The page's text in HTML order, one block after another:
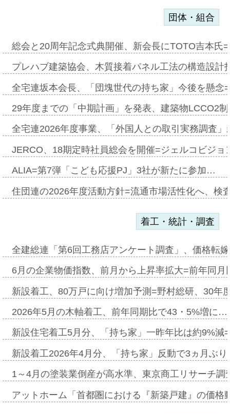
団体・組合
総会と20周年記念式典開催、新会長にTOTO吉本氏
プレハブ建築協会、木質接着パネル工法の構造設
全宅連坂本会長、「団塊世代の持ち家」今後を懸
29年度までの「中期計画」を発表、建築物LCCO2
全宅連2026年度事業、「外国人との取引実務調査
JERCO、18期定時社員総会を開催=ジェルコビジ
ALIA=第7弾「こども応援PJ」3社が新たに参加…
住団連の2026年度活動方針=流通市場活性化へ、検
着工・統計・調査
全建総連「第6回工務店アンケート調査」、価格転
6月の企業物価指数、前月から上昇率拡大=前年同
新設着工、80万戸に向け増加予測=野村総研、30年
2026年5月の木軸着工、前年同期比で43・5%増に…
新設住宅着工5月分、「持ち家」一昨年比は約9%
新設着工2026年4月分、「持ち家」反動で3ヵ月ぶ
1～4月の塗装業倒産が高水準、東京商工リサーチ
アットホーム「首都圏における『新築戸建』の価